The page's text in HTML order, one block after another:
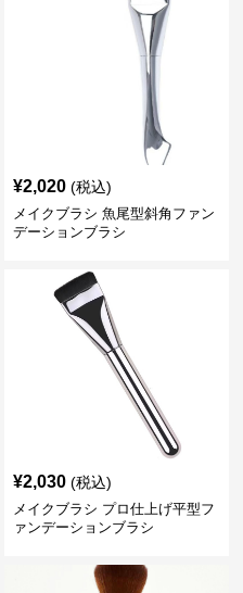
¥2,020 (税込)
メイクブラシ 魚尾型斜角ファン
デーションブラシ
¥2,030 (税込)
メイクブラシ プロ仕上げ平型フ
ァンデーションブラシ